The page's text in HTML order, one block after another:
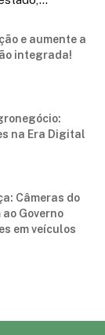
e aumente a
integrada!
na Era Digital
Câmeras do
Governo
em veículos